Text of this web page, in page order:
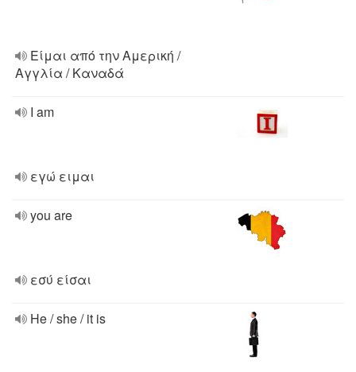
Είμαι από την Αμερική /
Αγγλία / Καναδά
I am
εγώ ειμαι
you are
εσύ είσαι
He / she / it is